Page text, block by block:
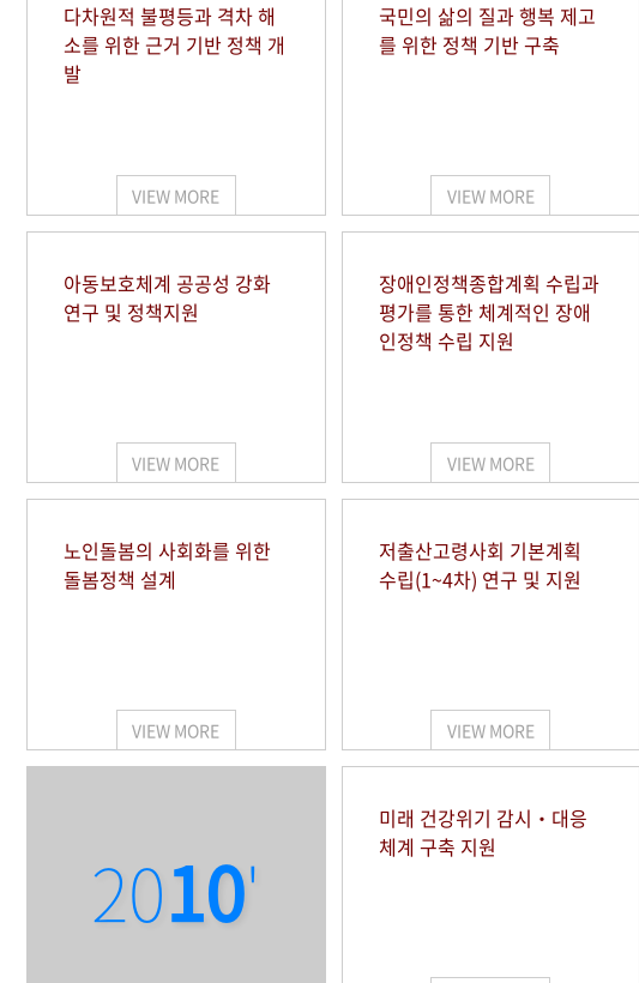
다차원적 불평등과 격차 해
소를 위한 근거 기반 정책 개
발
VIEW MORE
국민의 삶의 질과 행복 제고
를 위한 정책 기반 구축
VIEW MORE
아동보호체계 공공성 강화
연구 및 정책지원
VIEW MORE
장애인정책종합계획 수립과
평가를 통한 체계적인 장애
인정책 수립 지원
VIEW MORE
노인돌봄의 사회화를 위한
돌봄정책 설계
VIEW MORE
저출산고령사회 기본계획
수립(1~4차) 연구 및 지원
VIEW MORE
2010'
미래 건강위기 감시‧대응
체계 구축 지원